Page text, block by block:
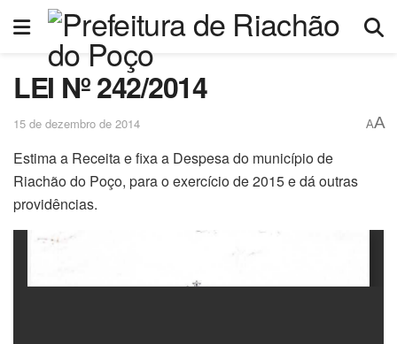
LEI Nº 242/2014
15 de dezembro de 2014 AA
Estima a Receita e fixa a Despesa do município de
Riachão do Poço, para o exercício de 2015 e dá outras
providências.